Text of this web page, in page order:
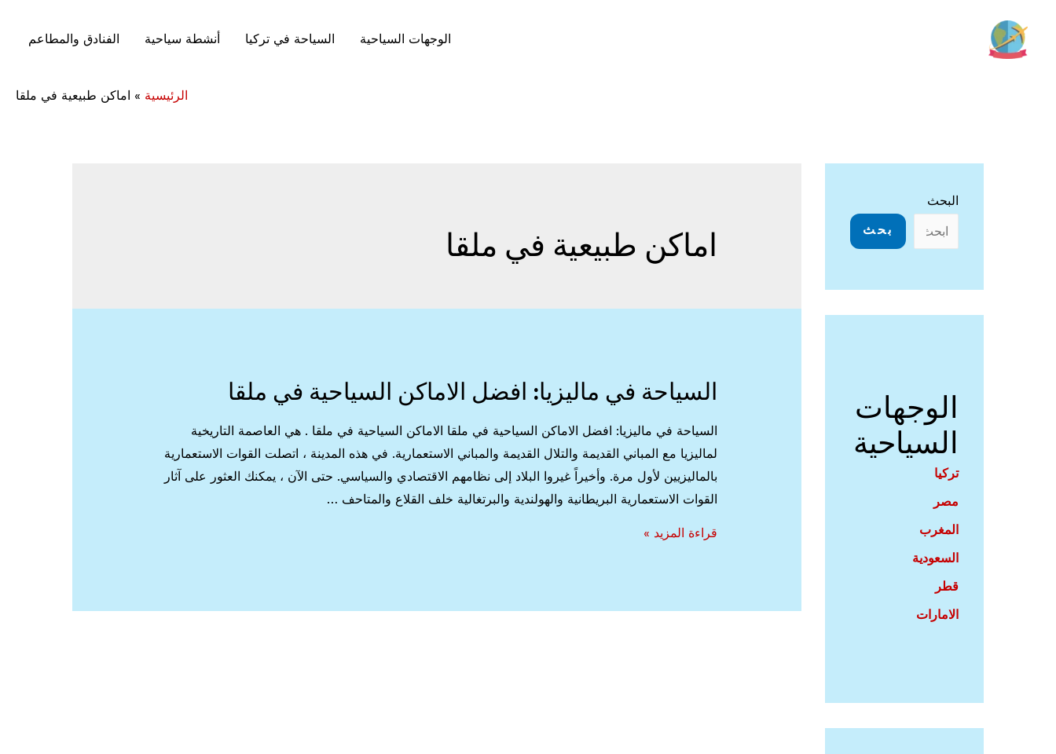
المحتوى
الوجهات السياحية السياحة في تركيا أنشطة سياحية الفنادق والمطاعم
الرئيسية » اماكن طبيعية في ملقا
البحث
بحث
الوجهات
السياحية
تركيا
مصر
المغرب
السعودية
قطر
الامارات
اماكن طبيعية في ملقا
السياحة في ماليزيا: افضل الاماكن السياحية في ملقا
السياحة في ماليزيا: افضل الاماكن السياحية في ملقا الاماكن السياحية في ملقا . هي العاصمة التاريخية
لماليزيا مع المباني القديمة والتلال القديمة والمباني الاستعمارية. في هذه المدينة ، اتصلت القوات الاستعمارية
بالماليزيين لأول مرة. وأخيراً غيروا البلاد إلى نظامهم الاقتصادي والسياسي. حتى الآن ، يمكنك العثور على آثار
القوات الاستعمارية البريطانية والهولندية والبرتغالية خلف القلاع والمتاحف …
السياحة
قراءة المزيد »